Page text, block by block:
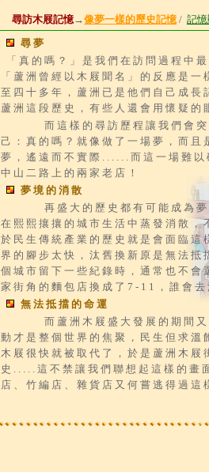
尋訪木屐記憶→像夢一樣的歷史記憶/ 記
尋夢
「真的嗎？」是我們在訪問過程中
「蘆洲曾經以木屐聞名」的反應是
至四十多年，蘆洲已是他們自己成長
蘆洲這段歷史，有些人還會用懷疑的
而這樣的尋訪歷程讓我們會突
己：真的嗎？就像做了一場夢，而且
夢，遙遠而不實際......而這一場難以
中山二路上的兩家老店！
夢境的消散
再盛大的歷史都有可能成為夢
在熙熙攘攘的城市生活中蒸發消散
於民生傳統產業的歷史就是會面臨這
界的腳步太快，汰舊換新原是無法抵
個城市留下一些紀錄時，通常也不會
家街角的麵包店換成了7-11，誰會去
無法抵擋的命運
而蘆洲木屐盛大發展的期間又
動才是整個世界的焦聚，民生但求溫
木屐很快就被取代了，於是蘆洲木屐
史.....這不禁讓我們聯想起這樣的畫
店、竹編店、雜貨店又何嘗逃得過這